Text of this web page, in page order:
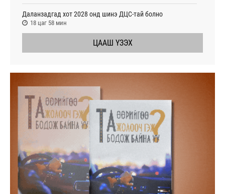
Даланзадгад хот 2028 онд шинэ ДЦС-тай болно
18 цаг 58 мин
ЦААШ ҮЗЭХ